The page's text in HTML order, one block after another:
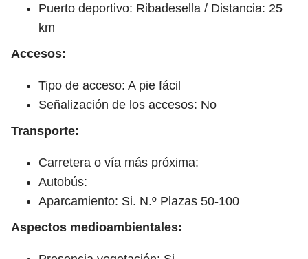
Puerto deportivo: Ribadesella / Distancia: 25
km
Accesos:
Tipo de acceso: A pie fácil
Señalización de los accesos: No
Transporte:
Carretera o vía más próxima:
Autobús:
Aparcamiento: Si. N.º Plazas 50-100
Aspectos medioambientales: